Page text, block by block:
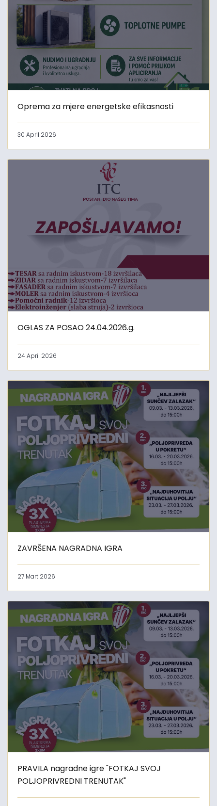
Oprema za mjere energetske efikasnosti
30 April 2026
OGLAS ZA POSAO 24.04.2026.g.
24 April 2026
ZAVRŠENA NAGRADNA IGRA
27 Mart 2026
PRAVILA nagradne igre "FOTKAJ SVOJ
POLJOPRIVREDNI TRENUTAK"